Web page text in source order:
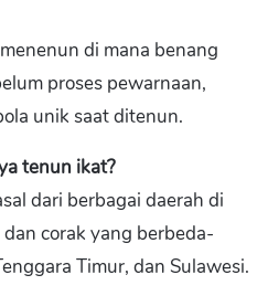
di mana benang
proses pewarnaan,
unik saat ditenun.
tenun ikat?
dari berbagai daerah di
corak yang berbeda-
Timur, dan Sulawesi.